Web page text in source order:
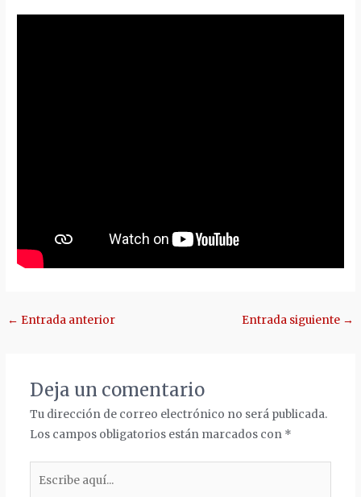
Navegación
← Entrada anterior Entrada siguiente →
Deja un comentario
Tu dirección de correo electrónico no será publicada.
Los campos obligatorios están marcados con *